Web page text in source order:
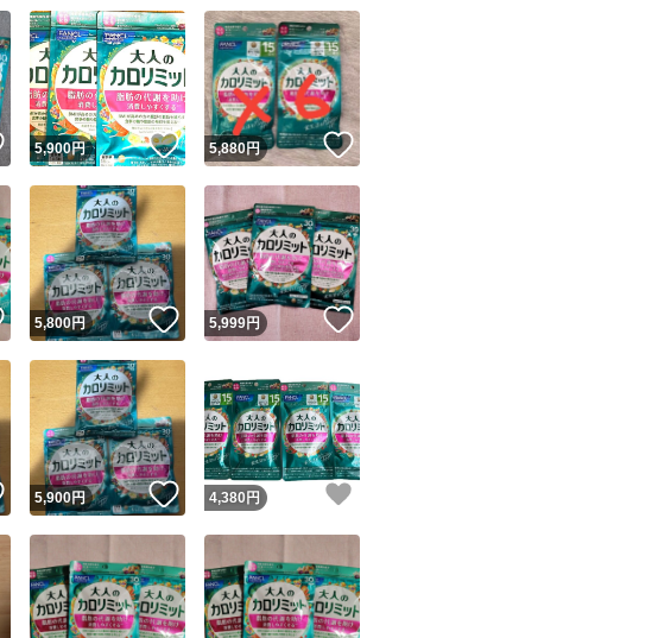
スピード発送 このユーザーは高頻度で24時間以内に発送しています
安心発送 このユーザーは設定した発送日数内に発送しています
いいね！
5,900円 いいね！
5,880円 いいね！
いいね！
5,800円 いいね！
5,999円
いいね！
5,900円 いいね！
4,380 円